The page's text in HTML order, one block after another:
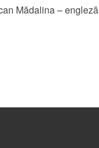
Mădalina – engleză